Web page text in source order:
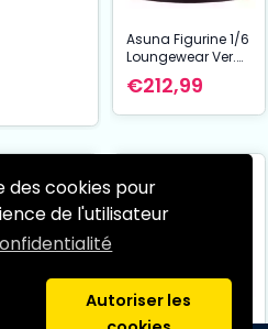
des cookies pour
de l'utilisateur
Autoriser les
Asuna Figurine 1/6
Loungewear Ver.
Sword Art Online
Alicization War of
€212,99